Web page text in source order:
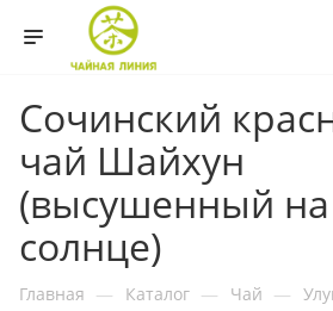
Сочинский
чай Шайхун
(высушенный на
солнце)
Главная — Каталог — Чай —